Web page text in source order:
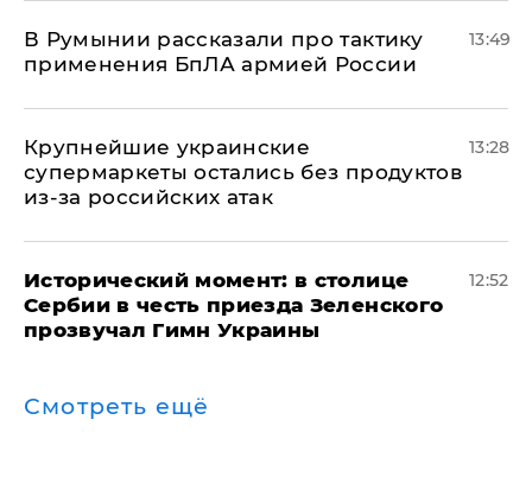
В Румынии рассказали про тактику
применения БпЛА армией России
13:49
Крупнейшие украинские
супермаркеты остались без продуктов
из-за российских атак
13:28
Исторический момент: в столице
Сербии в честь приезда Зеленского
прозвучал Гимн Украины
12:52
Смотреть ещё